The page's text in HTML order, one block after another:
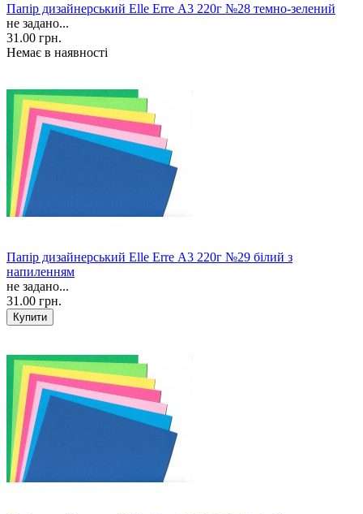
Папір дизайнерський Elle Erre А3 220г №28 темно-зелений
не задано...
31.00 грн.
Немає в наявності
Папір дизайнерський Elle Erre А3 220г №29 білий з
напиленням
не задано...
31.00 грн.